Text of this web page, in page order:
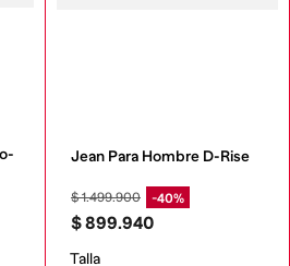
Jean Para Hombre D-Rise
$1.499.900 40%
$899.940
Talla